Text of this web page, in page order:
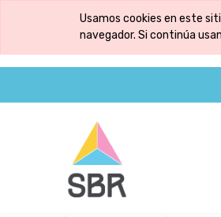
Usamos cookies en este
navegador. Si continúa